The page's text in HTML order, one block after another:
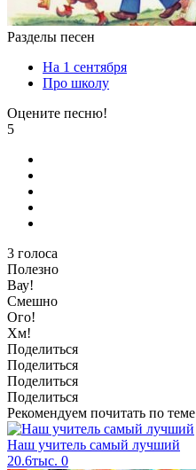
Разделы песен
На 1 сентября
Про школу
Оцените песню!
5
3 голоса
Полезно
Вау!
Смешно
Ого!
Хм!
Поделиться
Поделиться
Поделиться
Поделиться
Рекомендуем почитать по теме
Наш учитель самый лучший
20.6тыс. 0